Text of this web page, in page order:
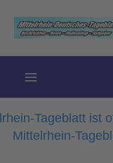
Inhalt
springen